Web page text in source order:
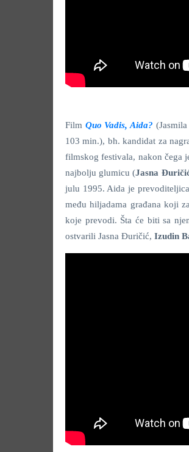
Film Quo Vadis, Aida?
103 min.), bh. kandidat za
filmskog festivala, nakon čega
najbolju glumicu (Jasna
julu 1995. Aida je
među hiljadama građana koji
koje prevodi. Šta će biti sa
ostvarili Jasna Đuričić, Izudin